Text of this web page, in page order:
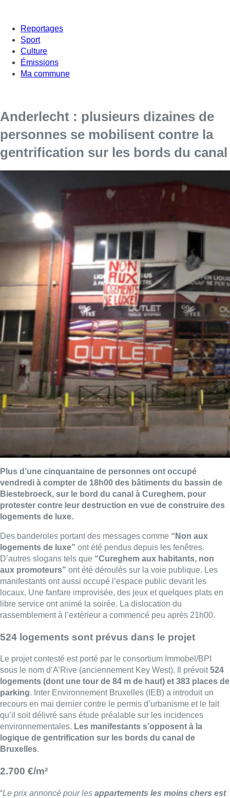
Reportages
Sport
Culture
Émissions
Ma commune
Anderlecht : plusieurs dizaines de
personnes se mobilisent contre la
gentrification sur les bords du canal
Plus d’une cinquantaine de personnes ont occupé
vendredi à compter de 18h00 des bâtiments du bassin de
Biestebroeck, sur le bord du canal à Cureghem, pour
protester contre leur destruction en vue de construire des
logements de luxe.
Des banderoles portant des messages comme “Non aux
logements de luxe” ont été pendus depuis les fenêtres.
D’autres slogans tels que “Cureghem aux habitants, non
aux promoteurs” ont été déroulés sur la voie publique. Les
manifestants ont aussi occupé l’espace public devant les
locaux. Une fanfare improvisée, des jeux et quelques plats en
libre service ont animé la soirée. La dislocation du
rassemblement à l’extérieur a commencé peu après 21h00.
524 logements sont prévus dans le projet
Le projet contesté est porté par le consortium Immobel/BPI
sous le nom d’A’Rive (anciennement Key West). Il prévoit524
logements (dont une tour de 84 m de haut) et 383 places de
parking. Inter Environnement Bruxelles (IEB) a introduit un
recours en mai dernier contre le permis d’urbanisme et le fait
qu’il soit délivré sans étude préalable sur les incidences
environnementales. Les manifestants s’opposent à la
logique de gentrification sur les bords du canal de
Bruxelles.
2.700 €/m²
“Le prix annoncé pour les appartements les moins chers est